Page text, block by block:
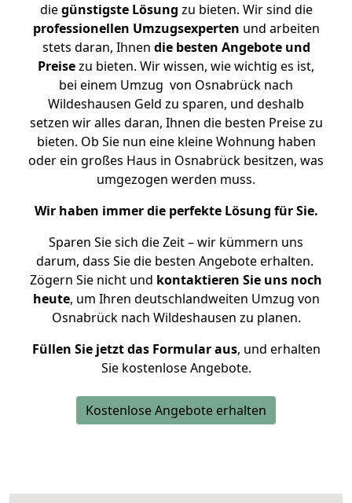
diegünstigste Lösung zu bieten. Wir sind die
professionellen Umzugsexperten und arbeiten
stets daran, Ihnen die besten Angebote und
Preisezu bieten. Wir wissen, wie wichtig es ist,
bei einem Umzug von Osnabrück nach
Wildeshausen Geld zu sparen, und deshalb
setzen wir alles daran, Ihnen die besten Preise zu
bieten. Ob Sie nun eine kleine Wohnung haben
oder ein großes Haus in Osnabrück besitzen, was
umgezogen werden muss.
Wir haben immer die perfekte Lösung für Sie.
Sparen Sie sich die Zeit – wir kümmern uns
darum, dass Sie die besten Angebote erhalten.
Zögern Sie nicht und kontaktieren Sie uns noch
heute, um Ihren deutschlandweiten Umzug von
Osnabrück nach Wildeshausen zu planen.
Füllen Sie jetzt das Formular aus, und erhalten
Sie kostenlose Angebote.
Kostenlose Angebote erhalten